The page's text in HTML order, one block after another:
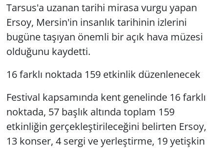
Tarsus'a uzanan tarihi mirasa vurgu yapan
Ersoy, Mersin'in insanlık tarihinin izlerini
bugüne taşıyan önemli bir açık hava müzesi
olduğunu kaydetti.
16 farklı noktada 159 etkinlik düzenlenecek
Festival kapsamında kent genelinde 16 farklı
noktada, 57 başlık altında toplam 159
etkinliğin gerçekleştirileceğini belirten Ersoy,
13 konser, 4 sergi ve yerleştirme, 19 yetişkin